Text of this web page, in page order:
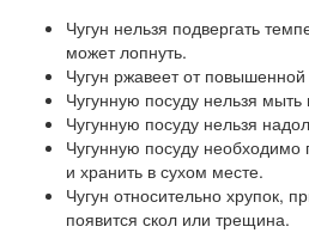
Чугун нельзя подвергать
может лопнуть.
Чугун ржавеет от повышенной
Чугунную посуду нельзя
Чугунную посуду нельзя
Чугунную посуду необходимо
и хранить в сухом месте.
Чугун относительно хрупок,
появится скол или трещина.